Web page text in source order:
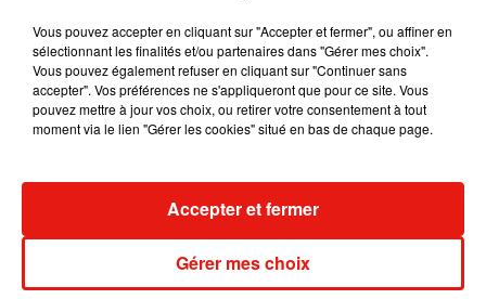
5 août 2026
Benny Blanco invite Selena Gomez et
Becky G sur son nouveau single
live session solaire
Vous pouvez accepter en cliquant sur "Accepter et fermer", ou affiner en
sélectionnant les finalités et/ou partenaires dans "Gérer mes choix".
Vous pouvez également refuser en cliquant sur "Continuer sans
accepter". Vos préférences ne s'appliqueront que pour ce site. Vous
pouvez mettre à jour vos choix, ou retirer votre consentement à tout
moment via le lien "Gérer les cookies" situé en bas de chaque page.
Gérer mes choix
Accepter et fermer